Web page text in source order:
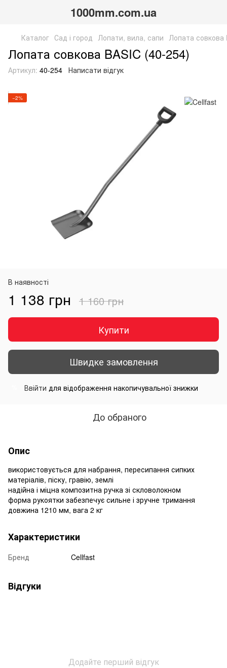
1000mm.com.ua
Каталог Сад і город Лопати, вила, сапи Лопата совкова
Лопата совкова BASIC (40-254)
Артикул: 40-254 Написати відгук
−2%
В наявності
1 138 грн 1 160 грн
Купити
Швидке замовлення
Ввійти для відображення накопичувальної знижки
До обраного
Опис
використовується для набрання, пересипання сипких
матеріалів, піску, гравію, землі
надійна і міцна композитна ручка зі скловолокном
форма рукоятки забезпечує сильне і зручне тримання
довжина 1210 мм, вага 2 кг
Характеристики
Бренд Cellfast
Відгуки
Додайте перший відгук